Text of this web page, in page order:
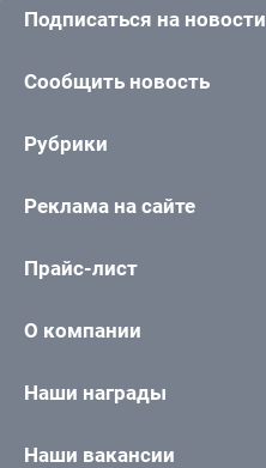
Подписаться на новости
Сообщить новость
Рубрики
Реклама на сайте
Прайс-лист
О компании
Наши награды
Наши вакансии